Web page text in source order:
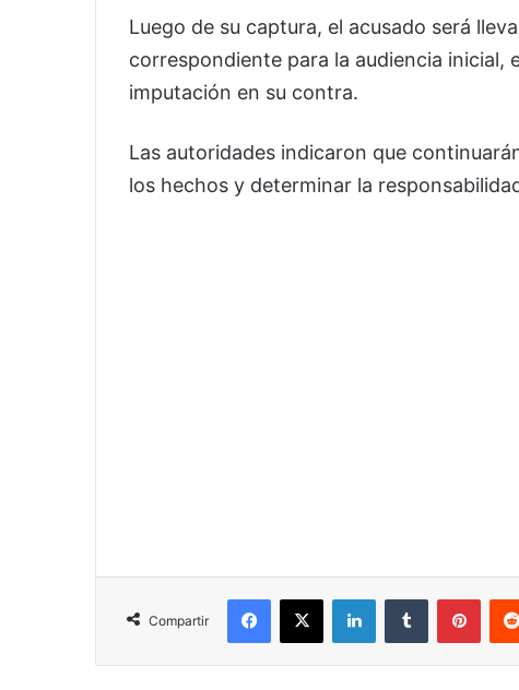
Luego de su captura, el acusado será
correspondiente para la audiencia inicial,
imputación en su contra.
Las autoridades indicaron que
los hechos y determinar la
Compartir
Facebook
X LinkedInTumblr